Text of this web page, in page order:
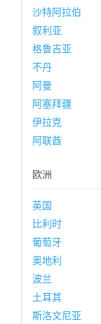
沙特阿拉伯
叙利亚
格鲁吉亚
不丹
阿曼
阿塞拜疆
伊拉克
阿联酋
欧洲
英国
比利时
葡萄牙
奥地利
波兰
土耳其
斯洛文尼亚